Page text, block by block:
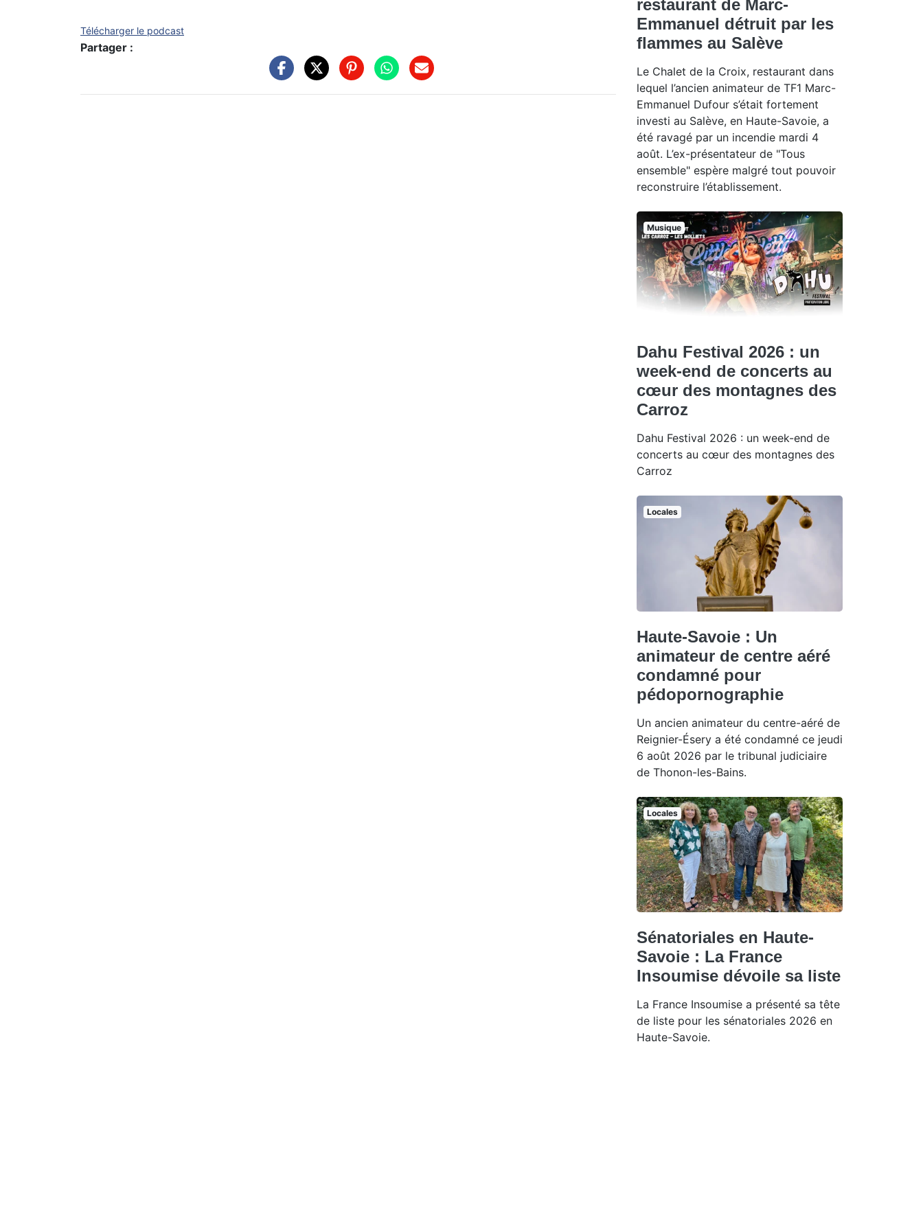
Télécharger le podcast
Partager :
restaurant de Marc-
Emmanuel détruit par les
flammes au Salève
Le Chalet de la Croix, restaurant dans
lequel l’ancien animateur de TF1 Marc-
Emmanuel Dufour s’était fortement
investi au Salève, en Haute-Savoie, a
été ravagé par un incendie mardi 4
août. L’ex-présentateur de "Tous
ensemble" espère malgré tout pouvoir
reconstruire l’établissement.
Musique
Dahu Festival 2026 : un
week-end de concerts au
cœur des montagnes des
Carroz
Dahu Festival 2026 : un week-end de
concerts au cœur des montagnes des
Carroz
Locales
Haute-Savoie : Un
animateur de centre aéré
condamné pour
pédopornographie
Un ancien animateur du centre-aéré de
Reignier-Ésery a été condamné ce jeudi
6 août 2026 par le tribunal judiciaire
de Thonon-les-Bains.
Locales
Sénatoriales en Haute-
Savoie : La France
Insoumise dévoile sa liste
La France Insoumise a présenté sa tête
de liste pour les sénatoriales 2026 en
Haute-Savoie.